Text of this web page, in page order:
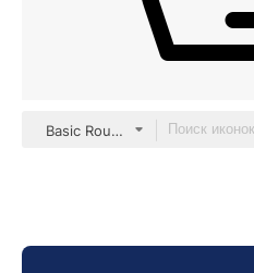
Basic Rounded Lineal